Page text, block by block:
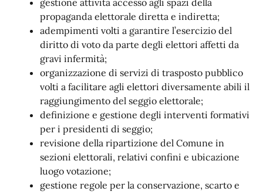
propaganda elettorale diretta e indiretta;
adempimenti volti a garantire l’esercizio del
diritto di voto da parte degli elettori affetti da
gravi infermità;
organizzazione di servizi di trasposto pubblico
volti a facilitare agli elettori diversamente abili il
raggiungimento del seggio elettorale;
definizione e gestione degli interventi formativi
per i presidenti di seggio;
revisione della ripartizione del Comune in
sezioni elettorali, relativi confini e ubicazione
luogo votazione;
gestione regole per la conservazione, scarto e